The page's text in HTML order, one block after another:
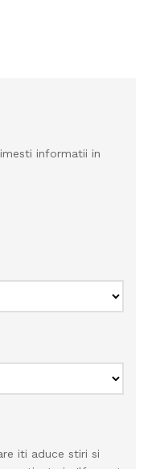
informatii in
iti aduce stiri si